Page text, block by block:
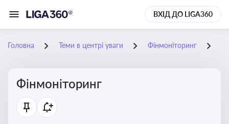
ВХІД ДО LIGA360
Головна Теми в центрі уваги Фінмоніторинг
Фінмоніторинг